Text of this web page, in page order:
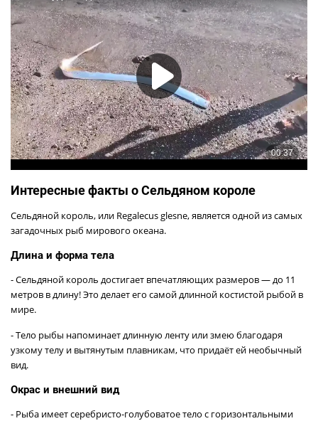
Интересные факты о Сельдяном короле
Сельдяной король, или Regalecus glesne, является одной из самых
загадочных рыб мирового океана.
Длина и форма тела
- Сельдяной король достигает впечатляющих размеров — до 11
метров в длину! Это делает его самой длинной костистой рыбой в
мире.
- Тело рыбы напоминает длинную ленту или змею благодаря
узкому телу и вытянутым плавникам, что придаёт ей необычный
вид.
Окрас и внешний вид
- Рыба имеет серебристо-голубоватое тело с горизонтальными